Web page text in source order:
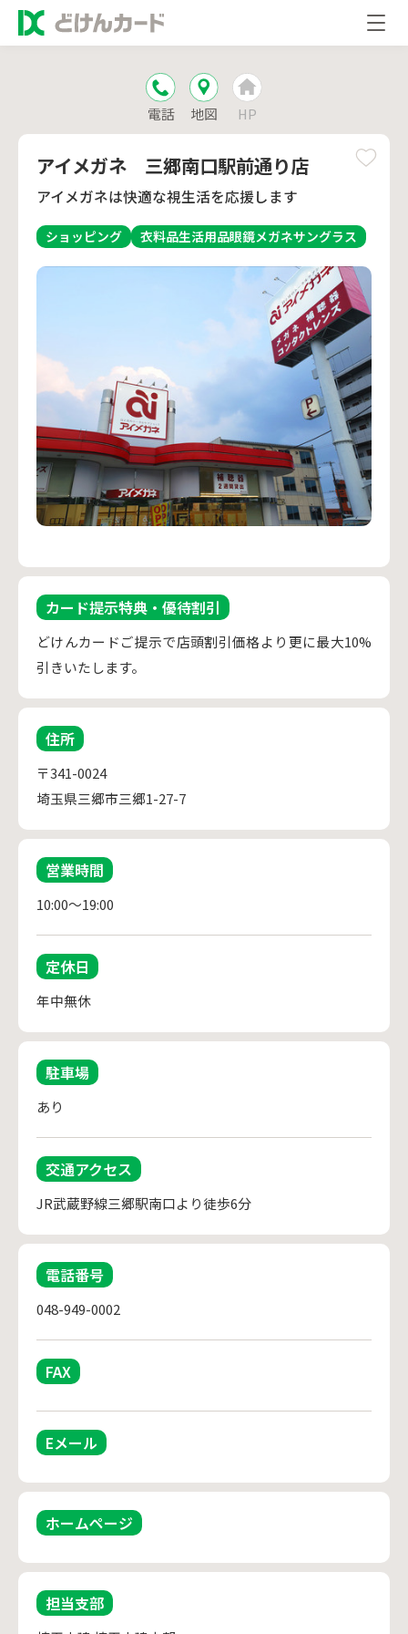
電話 地図 HP
アイメガネ 三郷南口駅前通り店
アイメガネは快適な視生活を応援します
ショッピング 衣料品生活用品眼鏡メガネサングラス
カード提示特典・優待割引
どけんカードご提示で店頭割引価格より更に最大10%
引きいたします。
住所
〒341-0024
埼玉県三郷市三郷1-27-7
営業時間
10:00～19:00
定休日
年中無休
駐車場
あり
交通アクセス
JR武蔵野線三郷駅南口より徒歩6分
電話番号
048-949-0002
FAX
Eメール
ホームページ
担当支部